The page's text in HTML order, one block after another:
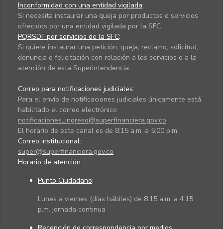
Inconformidad con una entidad vigilada:
Si necesita instaurar una queja por productos o servicios
ofrecidos por una entidad vigilada por la SFC.
PQRSDF por servicios de la SFC:
Si quiere instaurar una petición, queja, reclamo, solicitud,
denuncia o felicitación con relación a los servicios o a la
atención de esta Superintendencia.
Correo para notificaciones judiciales:
Para el envío de notificaciones judiciales únicamente está
habilitado el correo electrónico
notificaciones_ingreso@superfinanciera.gov.co
El horario de este canal es de 8:15 a.m. a 5:00 p.m.
Correo institucional:
super@superfinanciera.gov.co
Horario de atención
Punto Ciudadano:
Lunes a viernes (días hábiles) de 8:15 a.m. a 4:15
p.m. jornada continua